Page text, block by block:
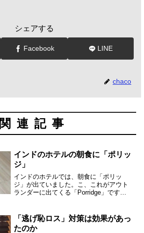
シェアする
Facebook LINE
chaco
関連記事
インドのホテルの朝食に「ポリッ
ジ」
インドのホテルでは、朝食に「ポリッ
ジ」が出ていました。こ、これがアウト
ランダーに出てくる「Porridge」です
よね。インドで「ポリッジ」が見られる
とは、とても驚きまし...
「逃げ恥ロス」対策は効果があっ
たのか